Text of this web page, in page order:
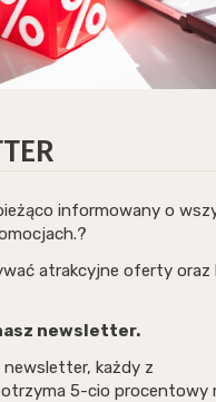
informowany o
atrakcyjne oferty oraz
newsletter.
newsletter, każdy z
5-cio procentowy